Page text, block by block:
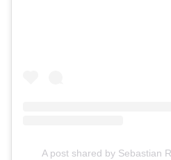
A post shared by Sebastian